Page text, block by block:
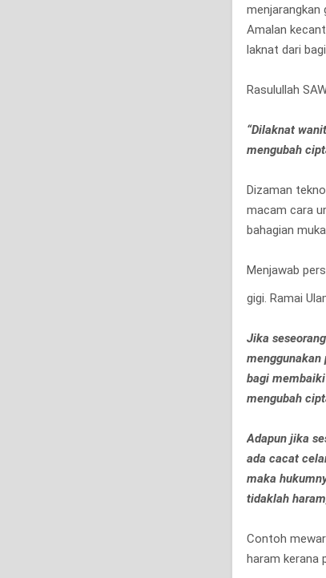
menjarangkan
Amalan
laknat dari
Rasulullah
“Dilaknat
mengubah
Dizaman
macam cara
bahagian
Menjawab
gigi. Ramai
Jika
menggunakan
bagi
mengubah
Adapun jika
ada cacat
maka
tidaklah
Contoh
haram kerana